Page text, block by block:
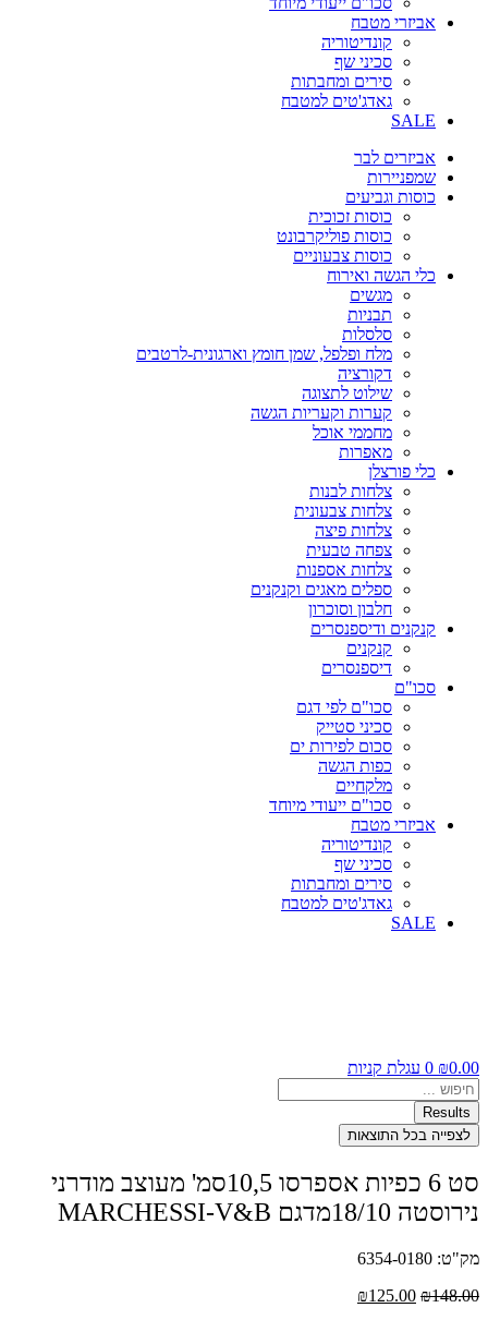
אביזרי מטבח
קונדיטוריה
סכיני שף
סירים ומחבתות
גאדג'טים למטבח
SALE
אביזרים לבר
שמפניירות
כוסות וגביעים
כוסות זכוכית
כוסות פוליקרבונט
כוסות צבעוניים
כלי הגשה ואירוח
מגשים
תבניות
סלסלות
מלח ופלפל, שמן חומץ וארגונית-לרטבים
דקורציה
שילוט לתצוגה
קערות וקעריות הגשה
מחממי אוכל
מאפרות
כלי פורצלן
צלחות לבנות
צלחות צבעונית
צלחות פיצה
צפחה טבעית
צלחות אספנות
ספלים מאגים וקנקנים
חלבון וסוכרון
קנקנים ודיספנסרים
קנקנים
דיספנסרים
סכו"ם
סכו"ם לפי דגם
סכיני סטייק
סכום לפירות ים
כפות הגשה
מלקחיים
סכו"ם ייעודי מיוחד
אביזרי מטבח
קונדיטוריה
סכיני שף
סירים ומחבתות
גאדג'טים למטבח
SALE
₪0.00
0 עגלת קניות
Search
...
Results
לצפייה בכל התוצאות
סט 6 כפיות אספרסו 10,5סמ' מעוצב מודרני
נירוסטה 18/10מדגם MARCHESSI-V&B
מק"ט: 6354-0180
₪148.00
המחיר ₪125.00